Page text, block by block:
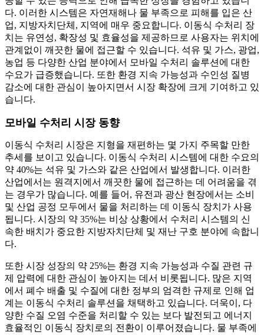
다. 이러한 시스템은 자연재해나 물 부족으로 피해를 입은 산
업, 지방자치단체, 지역에 매우 중요합니다. 이동식 수처리 장
치는 유연성, 확장성 및 효율성을 제공하므로 사용자는 위치에
관계없이 깨끗한 물에 접근할 수 있습니다. 석유 및 가스, 광업,
농업 등 다양한 산업 분야에서 모바일 수처리 솔루션에 대한
수요가 급증했습니다. 또한 환경 지속 가능성과 수인성 질병
감소에 대한 관심이 높아지면서 시장 확장에 크게 기여하고 있
습니다.
모바일 수처리 시장 동향
이동식 수처리 시장은 지형을 재편하는 몇 가지 주목할 만한
추세를 보이고 있습니다. 이동식 수처리 시스템에 대한 수요의
약 40%는 석유 및 가스와 같은 산업에서 발생합니다. 이러한
산업에서는 원격지에서 깨끗한 물에 접근하는 데 어려움을 겪
는 경우가 많습니다. 예를 들어, 유전과 광산 현장에서는 소비
및 산업 공정 모두에서 물을 처리하는 데 이동식 장치가 사용
됩니다. 시장의 약 35%는 비상 상황에서 수처리 시스템의 신
속한 배치가 중요한 지방자치단체 및 재난 구호 분야에 속합니
다.
또한 시장 성장의 약 25%는 환경 지속 가능성과 수질 관련 규
제 압력에 대한 관심이 높아지는 데서 비롯됩니다. 많은 지역
에서 폐수 배출 및 수질에 대한 정부의 엄격한 규제로 인해 업
계는 이동식 수처리 솔루션을 채택하고 있습니다. 더욱이, 다
양한 수질 오염 수준을 처리할 수 있는 보다 발전되고 에너지
효율적인 이동식 장치로의 전환이 이루어졌습니다. 물 부족에